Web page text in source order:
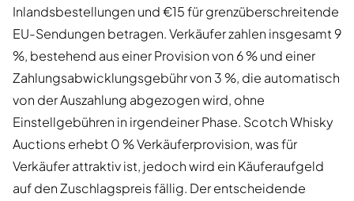
Inlandsbestellungen und €15 für grenzüberschreitende
EU-Sendungen betragen. Verkäufer zahlen insgesamt 9
%, bestehend aus einer Provision von 6 % und einer
Zahlungsabwicklungsgebühr von 3 %, die automatisch
von der Auszahlung abgezogen wird, ohne
Einstellgebühren in irgendeiner Phase. Scotch Whisky
Auctions erhebt 0 % Verkäuferprovision, was für
Verkäufer attraktiv ist, jedoch wird ein Käuferaufgeld
auf den Zuschlagspreis fällig. Der entscheidende